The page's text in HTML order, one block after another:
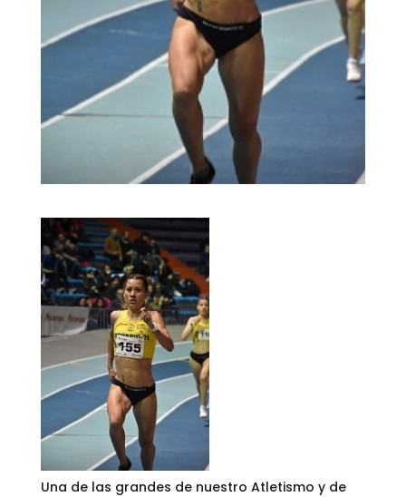
Una de las grandes de nuestro Atletismo y de